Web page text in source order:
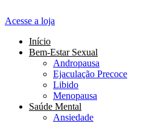
Acesse a loja
Início
Bem-Estar Sexual
Andropausa
Ejaculação Precoce
Libido
Menopausa
Saúde Mental
Ansiedade